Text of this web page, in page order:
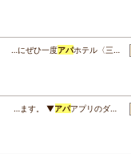
…にぜひ一度アパホテル〈三…
…ます。 ▼アパアプリのダ…